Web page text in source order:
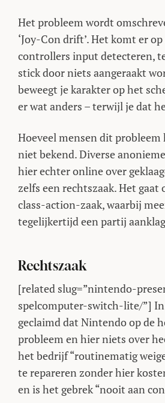
Het probleem wordt
‘Joy-Con drift’. Het komt er
controllers input detecteren,
stick door niets aangeraakt
beweegt je karakter op het
er wat anders – terwijl je dat
Hoeveel mensen dit probleem
niet bekend. Diverse
hier echter online over
zelfs een rechtszaak. Het gaat
class-action-zaak, waarbij
tegelijkertijd een partij
Rechtszaak
[related slug=”nintendo-
spelcomputer-switch-lite/”] In
geclaimd dat Nintendo op de
probleem en hier niets over
het bedrijf “routinematig
te repareren zonder hier
en is het gebrek “nooit aan